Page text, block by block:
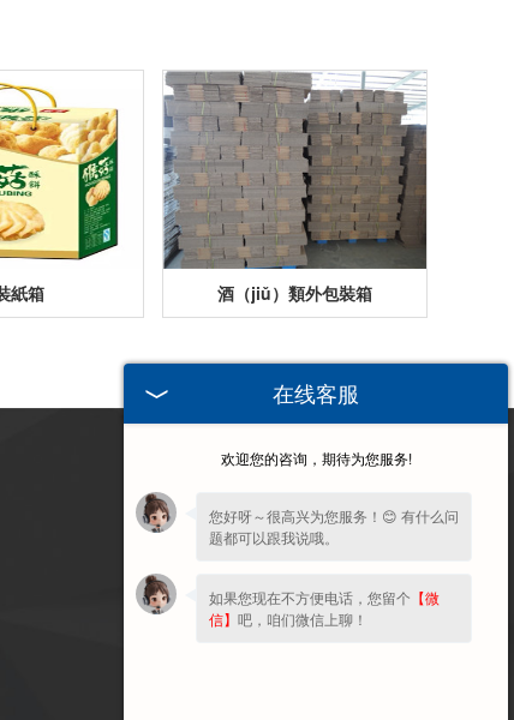
紙箱 酒（jiǔ）類外包裝箱
訪問手機端
在线客服
欢迎您的咨询，期待为您服务!
您好呀～很高兴为您服务！😊 有什么问
题都可以跟我说哦。
如果您现在不方便电话，您留个 【微
信】 吧，咱们微信上聊！